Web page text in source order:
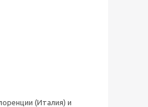
(Италия) и